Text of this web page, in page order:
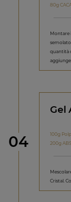
80g
Montare
quantità
Step
04
Gel
100g
200g
Cristal.